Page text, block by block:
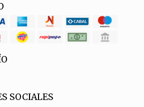
SOCIALES